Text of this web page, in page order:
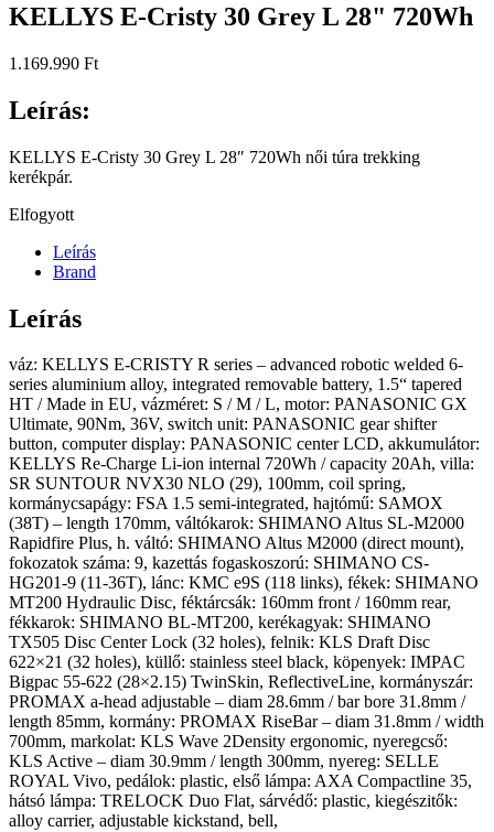
KELLYS E-Cristy 30 Grey L 28" 720Wh
1.169.990 Ft
Leírás:
KELLYS E-Cristy 30 Grey L 28″ 720Wh női túra trekking
kerékpár.
Elfogyott
Leírás
Brand
Leírás
váz: KELLYS E-CRISTY R series – advanced robotic welded 6-
series aluminium alloy, integrated removable battery, 1.5“ tapered
HT / Made in EU, vázméret: S / M / L, motor: PANASONIC GX
Ultimate, 90Nm, 36V, switch unit: PANASONIC gear shifter
button, computer display: PANASONIC center LCD, akkumulátor:
KELLYS Re-Charge Li-ion internal 720Wh / capacity 20Ah, villa:
SR SUNTOUR NVX30 NLO (29), 100mm, coil spring,
kormánycsapágy: FSA 1.5 semi-integrated, hajtómű: SAMOX
(38T) – length 170mm, váltókarok: SHIMANO Altus SL-M2000
Rapidfire Plus, h. váltó: SHIMANO Altus M2000 (direct mount),
fokozatok száma: 9, kazettás fogaskoszorú: SHIMANO CS-
HG201-9 (11-36T), lánc: KMC e9S (118 links), fékek: SHIMANO
MT200 Hydraulic Disc, féktárcsák: 160mm front / 160mm rear,
fékkarok: SHIMANO BL-MT200, kerékagyak: SHIMANO
TX505 Disc Center Lock (32 holes), felnik: KLS Draft Disc
622×21 (32 holes), küllő: stainless steel black, köpenyek: IMPAC
Bigpac 55-622 (28×2.15) TwinSkin, ReflectiveLine, kormányszár:
PROMAX a-head adjustable – diam 28.6mm / bar bore 31.8mm /
length 85mm, kormány: PROMAX RiseBar – diam 31.8mm / width
700mm, markolat: KLS Wave 2Density ergonomic, nyeregcső:
KLS Active – diam 30.9mm / length 300mm, nyereg: SELLE
ROYAL Vivo, pedálok: plastic, első lámpa: AXA Compactline 35,
hátsó lámpa: TRELOCK Duo Flat, sárvédő: plastic, kiegészitők:
alloy carrier, adjustable kickstand, bell,